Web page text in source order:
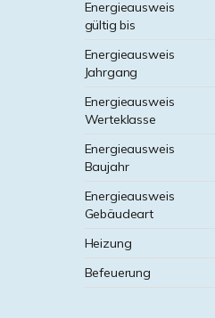
Energieausweis
gültig bis
Energieausweis
Jahrgang
Energieausweis
Werteklasse
Energieausweis
Baujahr
Energieausweis
Gebäudeart
Heizung
Befeuerung